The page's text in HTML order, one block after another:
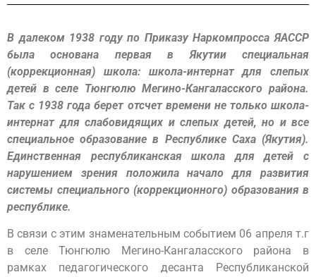
В далеком 1938 годупо Приказу Наркомпросса ЯАССР
была основана первая в Якутии специальная
(коррекционная) школа: школа-интернат для слепых
детей в селе Тюнгюлю Мегино-Кангаласского района.
Так с 1938 года берет отсчет времени не только школа-
интернат для слабовидящих и слепых детей, но и все
специальное образование в Республике Саха (Якутия).
Единственная республиканская школа для детей с
нарушением зрения положила начало для развития
системы специального (коррекционного) образования в
республике.
В связи с этим знаменательным событием 06 апреля т.г
в селе Тюнгюлю Мегино-Кангаласского района в
рамках педагогического десанта Республиканской